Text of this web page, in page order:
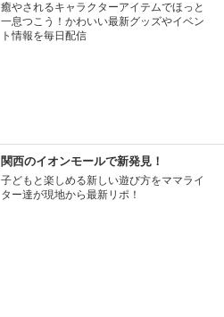
癒やされるキャラクターアイテムでほっと
一息つこう！かわいい最新グッズやイベン
ト情報を毎日配信
関西のイオンモールで新発見！
子どもと楽しめる新しい遊び方をママライ
ター達が現地から最新リポ！